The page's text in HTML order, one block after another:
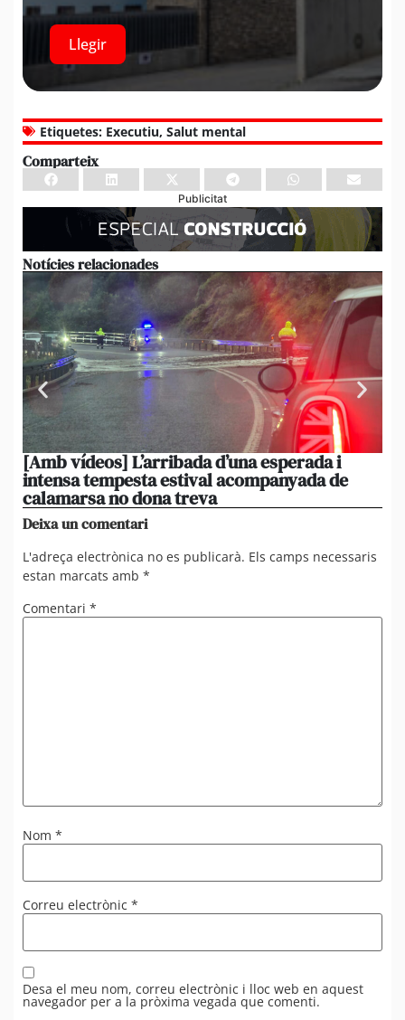
Llegir
Etiquetes: Executiu, Salut mental
Comparteix
Publicitat
Notícies relacionades
[Amb vídeos] L’arribada d’una esperada i
intensa tempesta estival acompanyada de
calamarsa no dona treva
Deixa un comentari
L'adreça electrònica no es publicarà. Els camps necessaris
estan marcats amb *
Comentari *
Nom *
Correu electrònic *
Desa el meu nom, correu electrònic i lloc web en aquest
navegador per a la pròxima vegada que comenti.